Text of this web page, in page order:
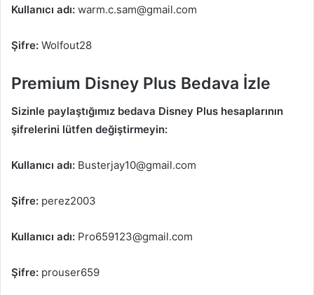
Kullanıcı adı: warm.c.sam@gmail.com
Şifre: Wolfout28
Premium Disney Plus Bedava İzle
Sizinle paylaştığımız bedava Disney Plus hesaplarının
şifrelerini lütfen değiştirmeyin:
Kullanıcı adı: Busterjay10@gmail.com
Şifre: perez2003
Kullanıcı adı: Pro659123@gmail.com
Şifre: prouser659